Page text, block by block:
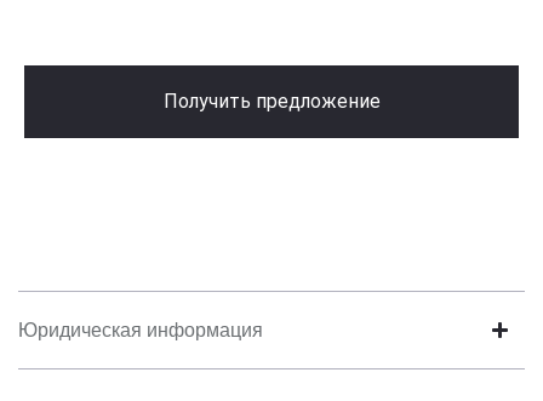
Получить предложение
Юридическая информация